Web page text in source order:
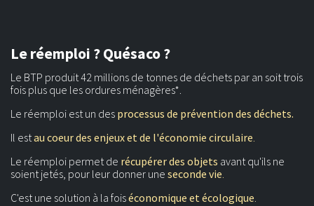
Le réemploi ? Quésaco ?
Le BTP produit 42 millions de tonnes de déchets par an soit trois
fois plus que les ordures ménagères*.
Le réemploi est un des processus de prévention des déchets.
Il estau coeur des enjeux et de l'économie circulaire.
Le réemploi permet de récupérer des objets avant qu'ils ne
soient jetés, pour leur donner une seconde vie.
C'est une solution à la foiséconomique et écologique.